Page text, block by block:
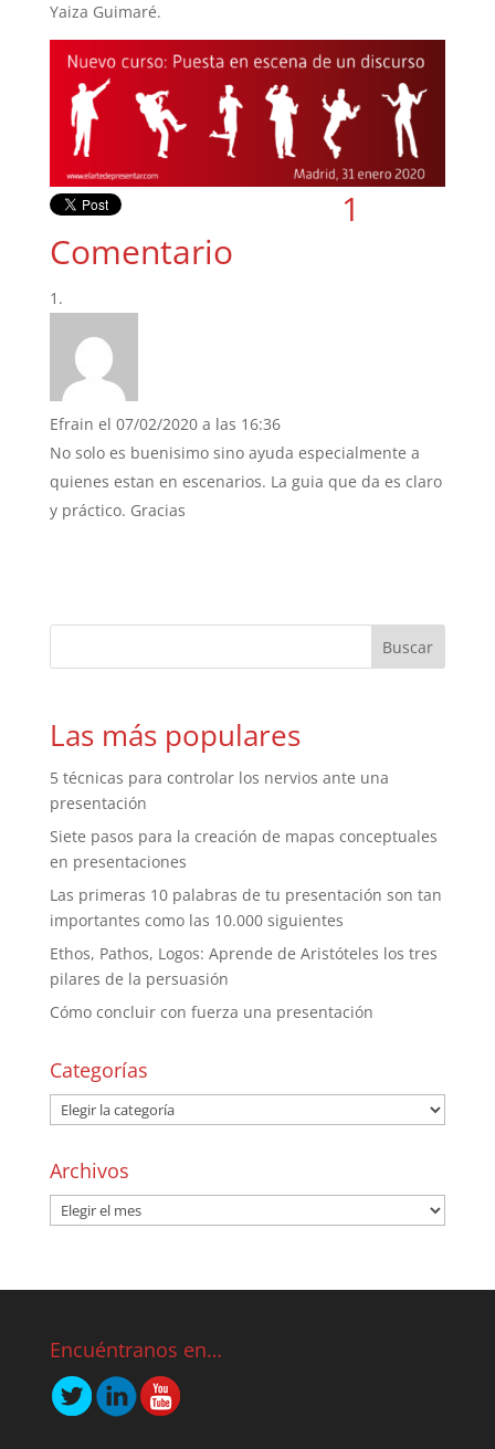
Yaiza Guimaré.
1
Comentario
Efrain el 07/02/2020 a las 16:36
No solo es buenisimo sino ayuda especialmente a
quienes estan en escenarios. La guia que da es claro
y práctico. Gracias
Las más populares
5 técnicas para controlar los nervios ante una
presentación
Siete pasos para la creación de mapas conceptuales
en presentaciones
Las primeras 10 palabras de tu presentación son tan
importantes como las 10.000 siguientes
Ethos, Pathos, Logos: Aprende de Aristóteles los tres
pilares de la persuasión
Cómo concluir con fuerza una presentación
Categorías
Archivos
Encuéntranos en…